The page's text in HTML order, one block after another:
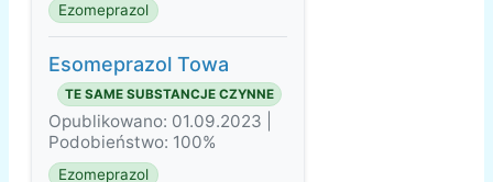
Ezomeprazol
Esomeprazol Towa
TE SAME SUBSTANCJE CZYNNE
Opublikowano: 01.09.2023 |
Podobieństwo: 100%
Ezomeprazol